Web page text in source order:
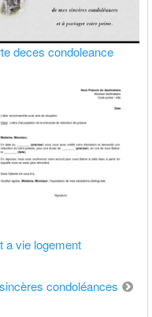
deces condoleance
a vie logement
condoléances